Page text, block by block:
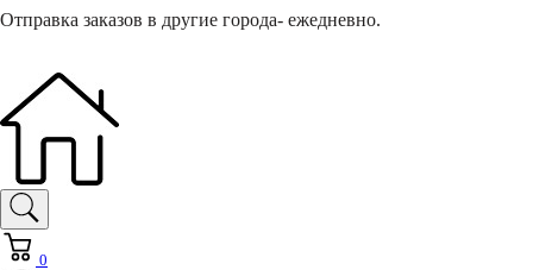
Отправка заказов в другие города- ежедневно.
0